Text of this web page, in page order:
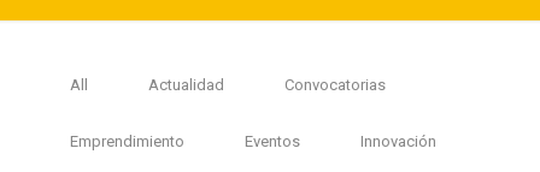
All Actualidad Convocatorias
Emprendimiento Eventos Innovación